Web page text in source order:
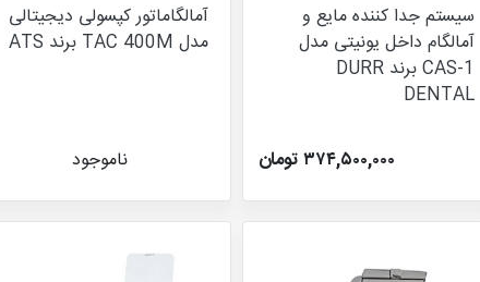
سیستم جدا کننده مایع و
آمالگام داخل یونیتی مدل
CAS-1 برند DURR
DENTAL
۳۷۴,۵۰۰,۰۰۰ تومان
آمالگاماتور کپسولی دیجیتالی
مدل TAC 400M برند ATS
ناموجود